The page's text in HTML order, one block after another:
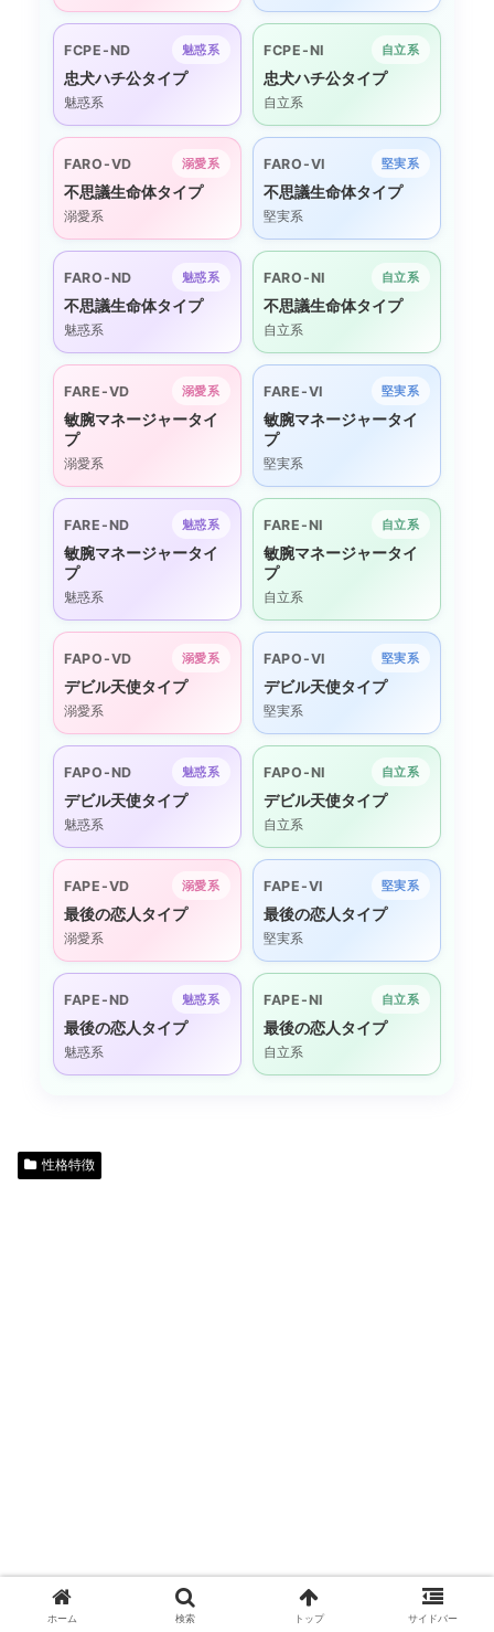
FCPE-ND 魅惑系
忠犬ハチ公タイプ
魅惑系
FCPE-NI 自立系
忠犬ハチ公タイプ
自立系
FARO-VD 溺愛系
不思議生命体タイプ
溺愛系
FARO-VI 堅実系
不思議生命体タイプ
堅実系
FARO-ND 魅惑系
不思議生命体タイプ
魅惑系
FARO-NI 自立系
不思議生命体タイプ
自立系
FARE-VD 溺愛系
敏腕マネージャータイ
プ
溺愛系
FARE-VI 堅実系
敏腕マネージャータイ
プ
堅実系
FARE-ND 魅惑系
敏腕マネージャータイ
プ
魅惑系
FARE-NI 自立系
敏腕マネージャータイ
プ
自立系
FAPO-VD 溺愛系
デビル天使タイプ
溺愛系
FAPO-VI 堅実系
デビル天使タイプ
堅実系
FAPO-ND 魅惑系
デビル天使タイプ
魅惑系
FAPO-NI 自立系
デビル天使タイプ
自立系
FAPE-VD 溺愛系
最後の恋人タイプ
溺愛系
FAPE-VI 堅実系
最後の恋人タイプ
堅実系
FAPE-ND 魅惑系
最後の恋人タイプ
魅惑系
FAPE-NI 自立系
最後の恋人タイプ
自立系
性格特徴
ホーム 検索 トップ サイドバー